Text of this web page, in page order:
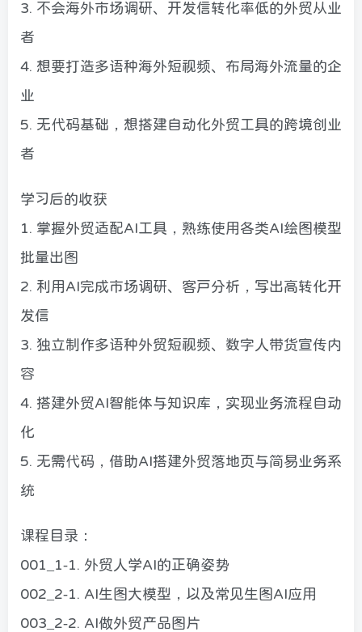
3. 不会海外市场调研、开发信转化率低的外贸从业
者
4. 想要打造多语种海外短视频、布局海外流量的企
业
5. 无代码基础，想搭建自动化外贸工具的跨境创业
者
学习后的收获
1. 掌握外贸适配AI工具，熟练使用各类AI绘图模型
批量出图
2. 利用AI完成市场调研、客户分析，写出高转化开
发信
3. 独立制作多语种外贸短视频、数字人带货宣传内
容
4. 搭建外贸AI智能体与知识库，实现业务流程自动
化
5. 无需代码，借助AI搭建外贸落地页与简易业务系
统
课程目录：
001_1-1. 外贸人学AI的正确姿势
002_2-1. AI生图大模型，以及常见生图AI应用
003_2-2. AI做外贸产品图片